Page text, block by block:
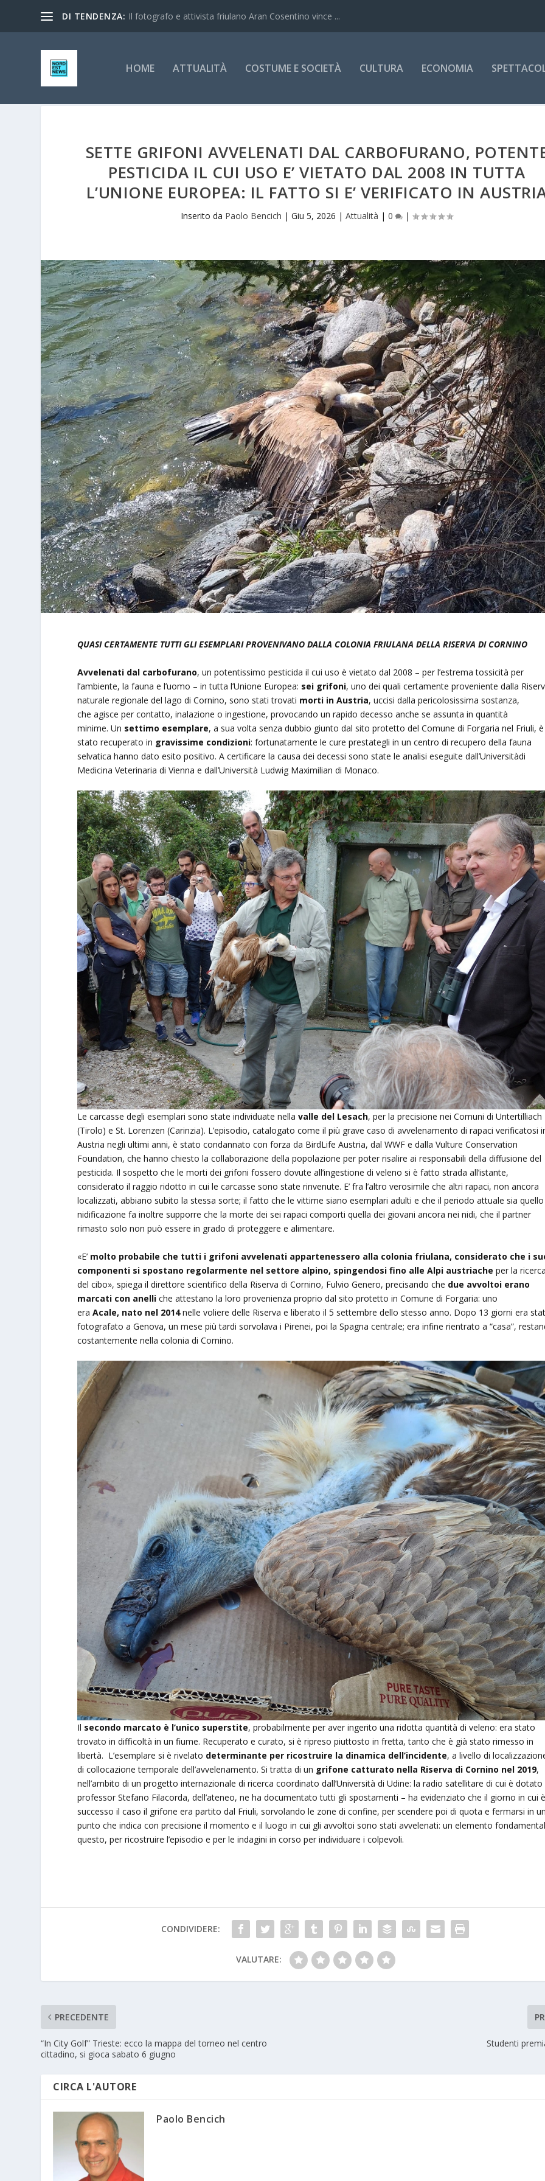
DI TENDENZA: Il fotografo e attivista friulano Aran Cosentino vince ...
HOME ATTUALITÀ COSTUME E SOCIETÀ CULTURA ECONOMIA
SETTE GRIFONI AVVELENATI DAL CARBOFURANO,
PESTICIDA IL CUI USO E’ VIETATO DAL 2008 IN TUTTA
L’UNIONE EUROPEA: IL FATTO SI E’ VERIFICATO IN
Inserito da Paolo Bencich |Giu 5, 2026 |Attualità |0 |
QUASI CERTAMENTE TUTTI GLI ESEMPLARI PROVENIVANO DALLA COLONIA FRIULANA DELLA RISERVA DI CORNINO
Avvelenati dal carbofurano, un potentissimo pesticida il cui uso è vietato dal 2008 – per l’estrema tossicità per
l’ambiente, la fauna e l’uomo – in tutta l’Unione Europea: sei grifoni, uno dei quali certamente proveniente dalla
naturale regionale del lago di Cornino, sono stati trovati morti in Austria, uccisi dalla pericolosissima sostanza,
che agisce per contatto, inalazione o ingestione, provocando un rapido decesso anche se assunta in quantità
minime. Un settimo esemplare, a sua volta senza dubbio giunto dal sito protetto del Comune di Forgaria nel Friuli, è
stato recuperato in gravissime condizioni: fortunatamente le cure prestategli in un centro di recupero della fauna
selvatica hanno dato esito positivo. A certificare la causa dei decessi sono state le analisi eseguite dall’Universitàdi
Medicina Veterinaria di Vienna e dall’Università Ludwig Maximilian di Monaco.
Le carcasse degli esemplari sono state individuate nellavalle del Lesach, per la precisione nei Comuni di Untertilliach
(Tirolo) e St. Lorenzen (Carinzia). L’episodio, catalogato come il più grave caso di avvelenamento di rapaci verificatosi
Austria negli ultimi anni, è stato condannato con forza da BirdLife Austria, dal WWF e dalla Vulture Conservation
Foundation, che hanno chiesto la collaborazione della popolazione per poter risalire ai responsabili della diffusione del
pesticida. Il sospetto che le morti dei grifoni fossero dovute all’ingestione di veleno si è fatto strada all’istante,
considerato il raggio ridotto in cui le carcasse sono state rinvenute. E’ fra l’altro verosimile che altri rapaci, non ancora
localizzati, abbiano subito la stessa sorte; il fatto che le vittime siano esemplari adulti e che il periodo attuale sia
nidificazione fa inoltre supporre che la morte dei sei rapaci comporti quella dei giovani ancora nei nidi, che il partner
rimasto solo non può essere in grado di proteggere e alimentare.
«E’ molto probabile che tutti i grifoni avvelenati appartenessero alla colonia friulana, considerato che i
componenti si spostano regolarmente nel settore alpino, spingendosi fino alle Alpi austriache per la
del cibo», spiega il direttore scientifico della Riserva di Cornino, Fulvio Genero, precisando che due avvoltoi erano
marcati con anelliche attestano la loro provenienza proprio dal sito protetto in Comune di Forgaria: uno
eraAcale, nato nel 2014nelle voliere delle Riserva e liberato il 5 settembre dello stesso anno. Dopo 13 giorni era
fotografato a Genova, un mese più tardi sorvolava i Pirenei, poi la Spagna centrale; era infine rientrato a “casa”,
costantemente nella colonia di Cornino.
Il secondo marcato è l’unico superstite, probabilmente per aver ingerito una ridotta quantità di veleno: era stato
trovato in difficoltà in un fiume. Recuperato e curato, si è ripreso piuttosto in fretta, tanto che è già stato rimesso in
libertà. L’esemplare si è rivelato determinante per ricostruire la dinamica dell’incidente, a livello di
di collocazione temporale dell’avvelenamento. Si tratta di un grifone catturato nella Riserva di Cornino nel 2019,
nell’ambito di un progetto internazionale di ricerca coordinato dall’Università di Udine: la radio satellitare di cui è dotato
professor Stefano Filacorda, dell’ateneo, ne ha documentato tutti gli spostamenti – ha evidenziato che il giorno in cui
successo il caso il grifone era partito dal Friuli, sorvolando le zone di confine, per scendere poi di quota e fermarsi in
punto che indica con precisione il momento e il luogo in cui gli avvoltoi sono stati avvelenati: un elemento
questo, per ricostruire l’episodio e per le indagini in corso per individuare i colpevoli.
CONDIVIDERE:
VALUTARE:
PRECEDENTE
“In City Golf” Trieste: ecco la mappa del torneo nel centro
cittadino, si gioca sabato 6 giugno
Studenti
CIRCA L'AUTORE
Paolo Bencich